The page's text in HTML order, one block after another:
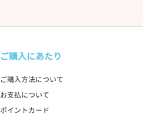
ご購入にあたり
ご購入方法について
お支払について
ポイントカード